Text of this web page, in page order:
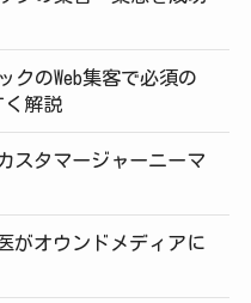
クのWeb集客で必須の
く解説
スタマージャーニーマ
がオウンドメディアに